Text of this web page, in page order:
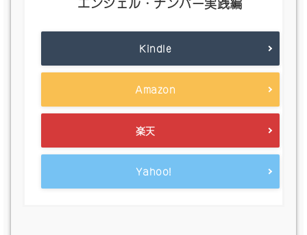
Kindle
Amazon
楽天
Yahoo!